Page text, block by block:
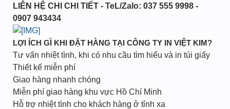
LIÊN HỆ CHI CHI TIẾT - TeL/Zalo: 037 555 9998 -
0907 943434
LỢI ÍCH GÌ KHI ĐẶT HÀNG TẠI CÔNG TY IN VIỆT KIM?
Tư vấn nhiệt tình, khi có nhu cầu tìm hiểu và in túi giấy
Thiết kế miễn phí
Giao hàng nhanh chóng
Miễn phí giao hàng khu vực Hồ Chí Minh
Hỗ trợ nhiệt tình cho khách hàng ở tỉnh xa